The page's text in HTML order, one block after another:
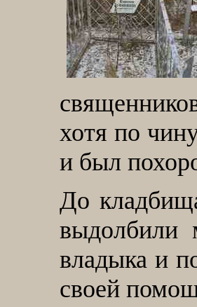
хотя по
и был
До
выдолбили
владыка и
своей